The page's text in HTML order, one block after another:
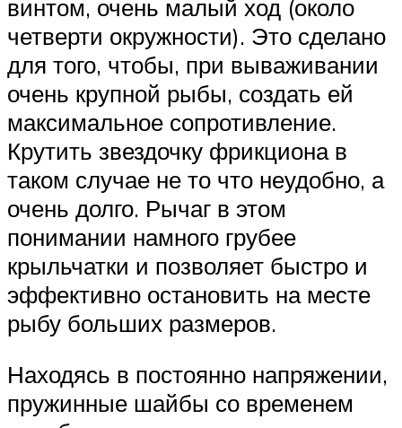
винтом, очень малый ход (около
четверти окружности). Это сделано
для того, чтобы, при вываживании
очень крупной рыбы, создать ей
максимальное сопротивление.
Крутить звездочку фрикциона в
таком случае не то что неудобно, а
очень долго. Рычаг в этом
понимании намного грубее
крыльчатки и позволяет быстро и
эффективно остановить на месте
рыбу больших размеров.
Находясь в постоянно напряжении,
пружинные шайбы со временем